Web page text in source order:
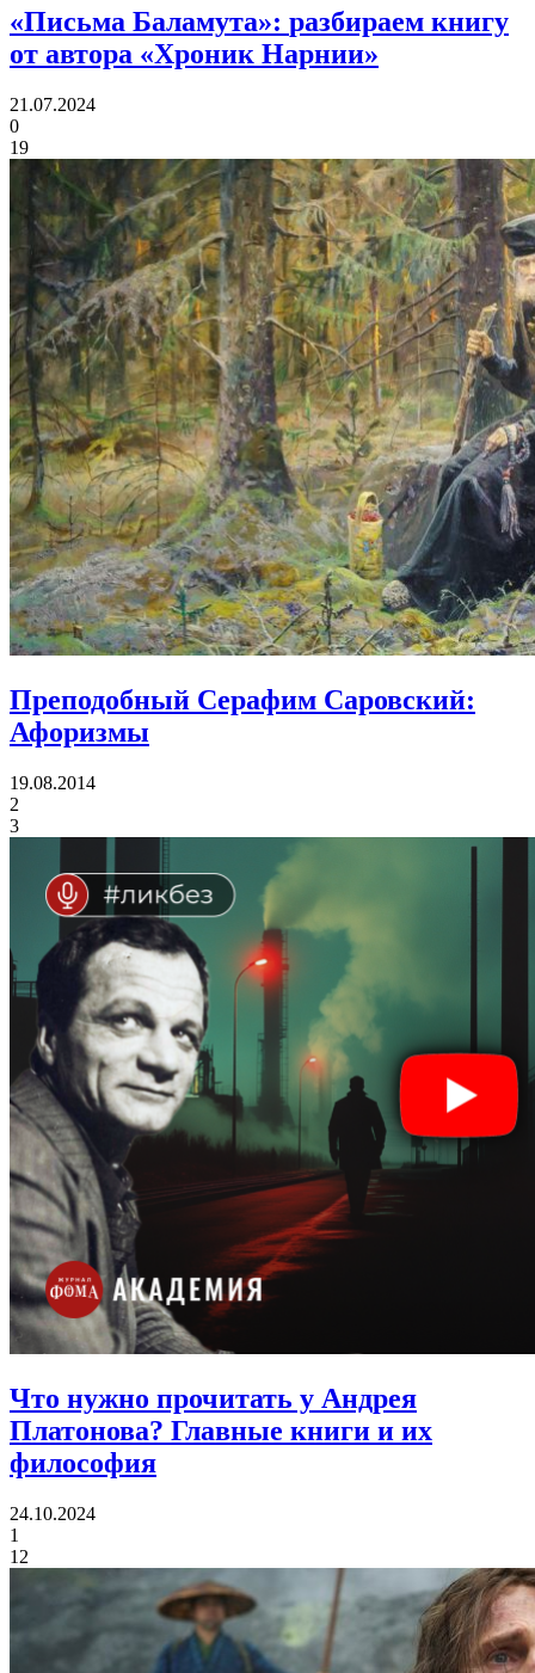
«Письма Баламута»: разбираем книгу
от автора «Хроник Нарнии»
21.07.2024
0
19
Преподобный Серафим Саровский:
Афоризмы
19.08.2014
2
3
Что нужно прочитать у Андрея
Платонова? Главные книги и их
философия
24.10.2024
1
12